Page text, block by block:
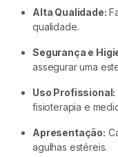
Alta Qualidade:
qualidade.
Segurança e
assegurar uma
Uso Profissional:
fisioterapia e
Apresentação:
agulhas estéreis.